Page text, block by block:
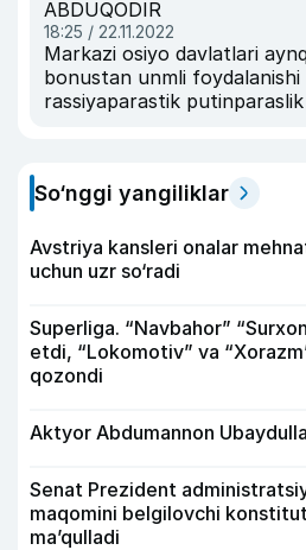
ABDUQODIR
18:25 / 22.11.2022
Markazi osiyo davlatlari
bonustan unmli foydalanishi
rassiyaparastik
So‘nggi yangiliklar
Avstriya kansleri onalar
uchun uzr so‘radi
Superliga. “Navbahor”
etdi, “Lokomotiv” va
qozondi
Aktyor Abdu­mannon
Senat Prezident
maqomini belgilovchi
ma’qulladi